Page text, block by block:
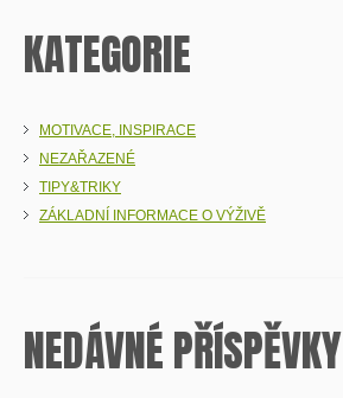
KATEGORIE
MOTIVACE, INSPIRACE
NEZAŘAZENÉ
TIPY&TRIKY
ZÁKLADNÍ INFORMACE O VÝŽIVĚ
NEDÁVNÉ PŘÍSPĚVKY